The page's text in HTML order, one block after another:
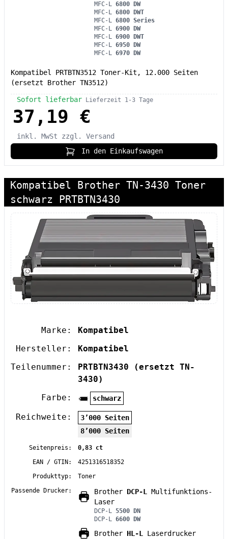
MFC-L 6800 DW
MFC-L 6800 DWT
MFC-L 6800 Series
MFC-L 6900 DW
MFC-L 6900 DWT
MFC-L 6950 DW
MFC-L 6970 DW
Kompatibel PRTBTN3512 Toner-Kit, 12.000 Seiten
(ersetzt Brother TN3512)
Sofort lieferbar Lieferzeit 1-3 Tage
37,19 €
inkl. MwSt
zzgl. Versand
In den Einkaufswagen
Kompatibel Brother TN-3430 Toner
schwarz PRTBTN3430
Marke:
Kompatibel
Hersteller:
Kompatibel
Teilenummer:
PRTBTN3430
(ersetzt TN-
3430)
Farbe:
schwarz
Reichweite:
3’000 Seiten
8’000 Seiten
Seitenpreis:
0,83 ct
EAN / GTIN:
4251316518352
Produkttyp:
Toner
Passende Drucker:
Brother DCP-L
Multifunktions-
Laser
DCP-L
5500 DN
DCP-L
6600 DW
Brother HL-L Laserdrucker